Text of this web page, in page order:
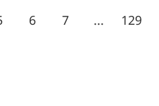
6 7 ... 129